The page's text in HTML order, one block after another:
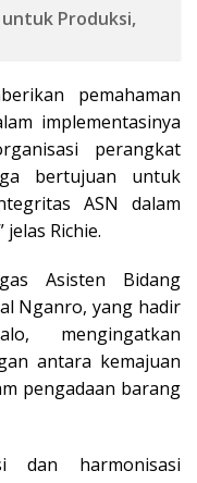
untuk Produksi,
pemahaman
implementasinya
perangkat
bertujuan untuk
ASN dalam
Richie.
Asisten Bidang
Nganro, yang hadir
mengingatkan
antara kemajuan
pengadaan barang
dan harmonisasi